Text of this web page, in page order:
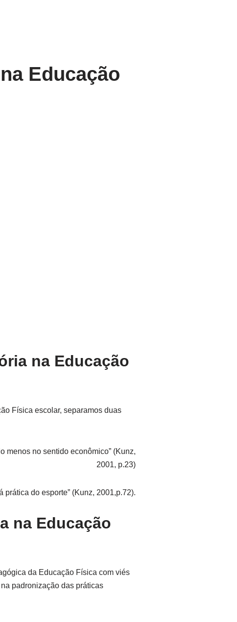
Educação
na Educação
Física escolar, separamos duas
menos no sentido econômico” (Kunz,
2001, p.23)
do esporte” (Kunz, 2001,p.72).
na Educação
da Educação Física com viés
padronização das práticas